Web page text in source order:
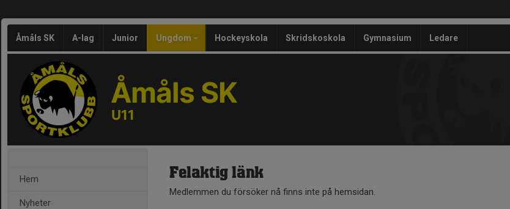
Åmåls SK A-lag Junior Ungdom Hockeyskola Skridskoskola Gymnasium Ledare
Åmåls SK
U11
Hem
Nyheter
Felaktig länk
Medlemmen du försöker nå finns inte på hemsidan.